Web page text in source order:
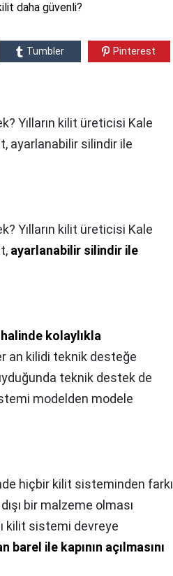
daha güvenli?
Tumbler Pinterest
Yılların kilit üreticisi Kale
ayarlanabilir silindir ile
Yılların kilit üreticisi Kale
ayarlanabilir silindir ile
kolaylıkla
an kilidi teknik desteğe
teknik destek de
modelden modele
hiçbir kilit sisteminden farkı
bir malzeme olması
kilit sistemi devreye
barel ile kapının açılmasını